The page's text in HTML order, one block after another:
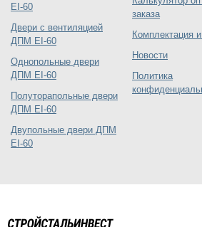
EI-60
Двери с вентиляцией
ДПМ EI-60
Однопольные двери
ДПМ EI-60
Полуторапольные двери
ДПМ EI-60
Двупольные двери ДПМ
EI-60
заказа
Комплектация
Новости
Политика